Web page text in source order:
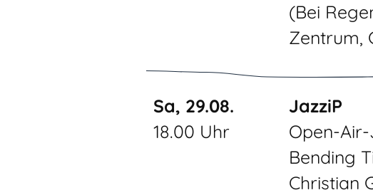
(Bei
Zentrum,
Sa, 29.08.
18.00 Uhr
JazziP
Open-
Bending
Christian